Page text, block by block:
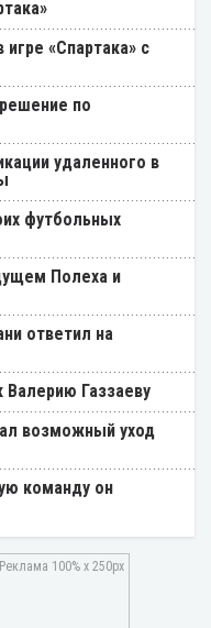
«Спартака» с
по
удаленного в
футбольных
Полеха и
ответил на
Газзаеву
возможный уход
команду он